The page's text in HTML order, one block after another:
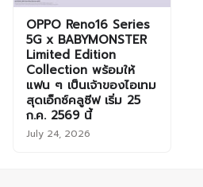
OPPO Reno16 Series
5G x BABYMONSTER
Limited Edition
Collection พร้อมให้
แฟน ๆ เป็นเจ้าของไอเทม
สุดเอ็กซ์คลูซีฟ เริ่ม 25
ก.ค. 2569 นี้
July 24, 2026